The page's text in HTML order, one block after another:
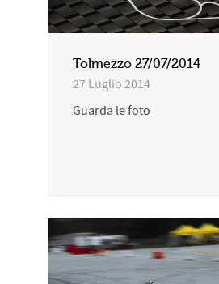
Tolmezzo 27/07/2014
27 Luglio 2014
Guarda le foto